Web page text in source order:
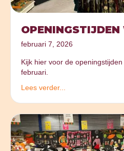
OPENINGSTIJDEN
februari 7, 2026
Kijk hier voor de
februari.
Lees verder...